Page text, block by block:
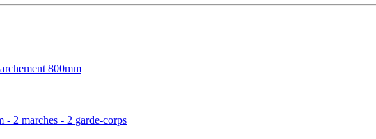
800mm
- 2 marches - 2 garde-corps